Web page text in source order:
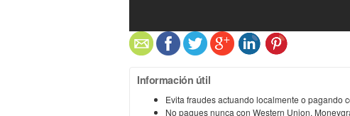
Información útil
Evita fraudes actuando localmente o pagando
No pagues nunca con Western Union,